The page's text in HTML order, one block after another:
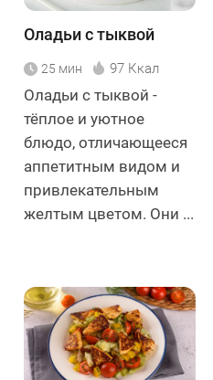
Оладьи с тыквой
25 мин 97 Ккал
Оладьи с тыквой -
тёплое и уютное
блюдо, отличающееся
аппетитным видом и
привлекательным
желтым цветом. Они ...